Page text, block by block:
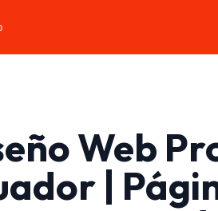
Web
|